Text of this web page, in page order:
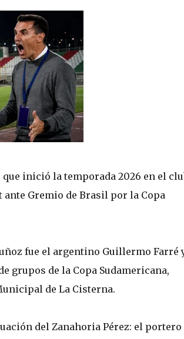
inició la temporada 2026 en el
Gremio de Brasil por la Copa
fue el argentino Guillermo Farré
grupos de la Copa Sudamericana,
de La Cisterna.
del Zanahoria Pérez: el portero